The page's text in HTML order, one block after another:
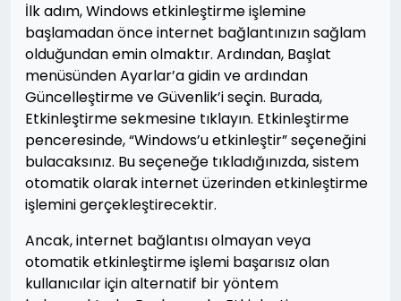
İlk adım, Windows etkinleştirme işlemine
başlamadan önce internet bağlantınızın sağlam
olduğundan emin olmaktır. Ardından, Başlat
menüsünden Ayarlar’a gidin ve ardından
Güncelleştirme ve Güvenlik’i seçin. Burada,
Etkinleştirme sekmesine tıklayın. Etkinleştirme
penceresinde, “Windows’u etkinleştir” seçeneğini
bulacaksınız. Bu seçeneğe tıkladığınızda, sistem
otomatik olarak internet üzerinden etkinleştirme
işlemini gerçekleştirecektir.
Ancak, internet bağlantısı olmayan veya
otomatik etkinleştirme işlemi başarısız olan
kullanıcılar için alternatif bir yöntem